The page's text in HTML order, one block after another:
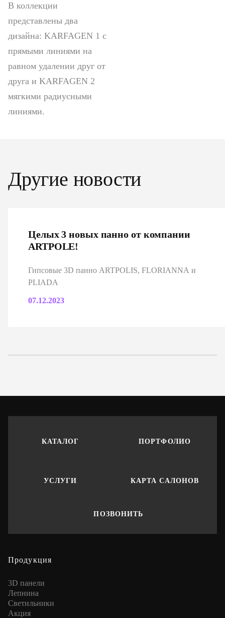
В коллекции
представлены два
дизайна: KARFAGEN 1 с
прямыми линиями на
равном удалении друг от
друга и KARFAGEN 2
мягкими радиусными
линиями.
Другие новости
Целых 3 новых панно от компании
ARTPOLE!
Гипсовые 3D панно ARTPOLIS, FLORIANNA и
PLIADA
07.12.2023
КАТАЛОГ ПОРТФОЛИО
УСЛУГИ КАРТА САЛОНОВ
ПОЗВОНИТЬ
Продукция
3D панели
Лепнина
Cветильники
Акция